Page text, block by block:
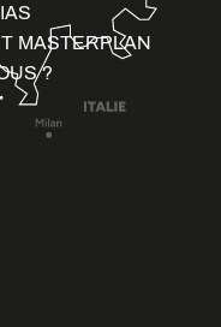
MASTERPLAN
?